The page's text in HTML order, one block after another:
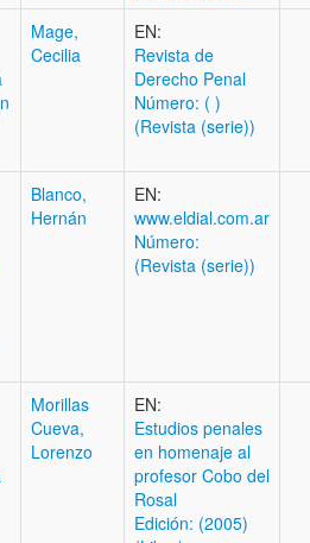
Mage,
Cecilia
EN:
Revista de
Derecho Penal
Número: ( )
(Revista (serie))
Blanco,
Hernán
EN:
www.eldial.com.ar
Número:
(Revista (serie))
Morillas
Cueva,
Lorenzo
EN:
Estudios penales
en homenaje al
profesor Cobo del
Rosal
Edición: (2005)